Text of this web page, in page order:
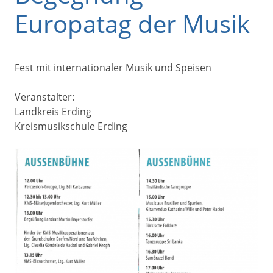
Europatag der Musik
Fest mit internationaler Musik und Speisen
Veranstalter:
Landkreis Erding
Kreismusikschule Erding